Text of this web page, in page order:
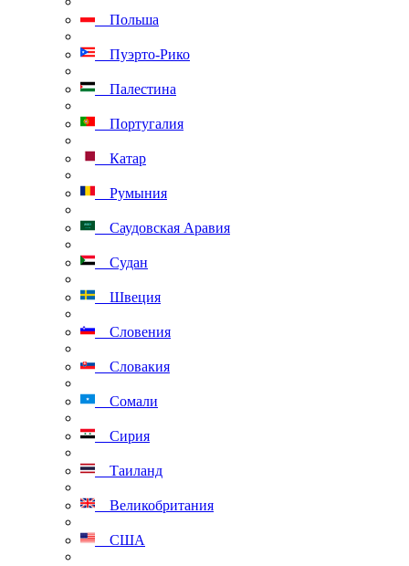
Польша
Пуэрто-Рико
Палестина
Португалия
Катар
Румыния
Саудовская Аравия
Судан
Швеция
Словения
Словакия
Сомали
Сирия
Таиланд
Великобритания
США